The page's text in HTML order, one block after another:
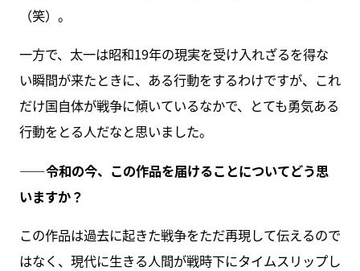
（笑）。
一方で、太一は昭和19年の現実を受け入れざるを得な
い瞬間が来たときに、ある行動をするわけですが、これ
だけ国自体が戦争に傾いているなかで、とても勇気ある
行動をとる人だなと思いました。
――令和の今、この作品を届けることについてどう思
いますか？
この作品は過去に起きた戦争をただ再現して伝えるので
はなく、現代に生きる人間が戦時下にタイムスリップし